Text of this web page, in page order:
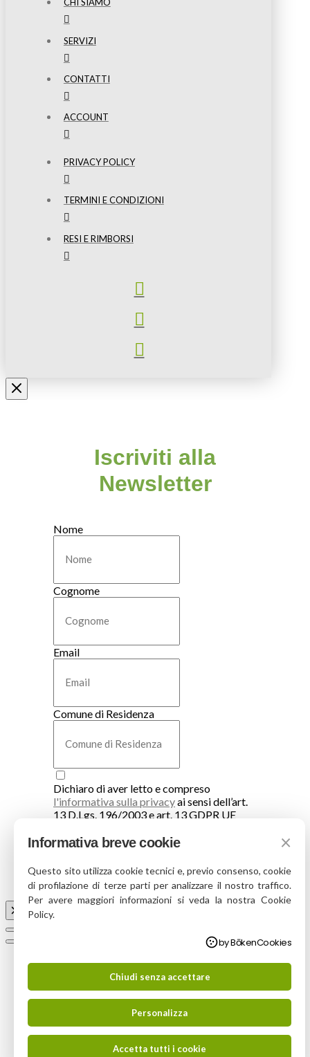
CHI SIAMO
SERVIZI
CONTATTI
ACCOUNT
PRIVACY POLICY
TERMINI E CONDIZIONI
RESI E RIMBORSI
Iscriviti alla
Newsletter
Nome
Cognome
Email
Comune di Residenza
Dichiaro di aver letto e compreso
l'informativa sulla privacyai sensi dell’art.
13 D.Lgs. 196/2003 e art. 13 GDPR UE
trattamento dei dati personali.
Informativa breve cookie ×
Questo sito utilizza cookie tecnici e, previo consenso, cookie
di profilazione di terze parti per analizzare il nostro traffico.
Per avere maggiori informazioni si veda la nostra Cookie
Policy.
by BōkenCookies
Chiudi senza accettare
Personalizza
Accetta tutti i cookie